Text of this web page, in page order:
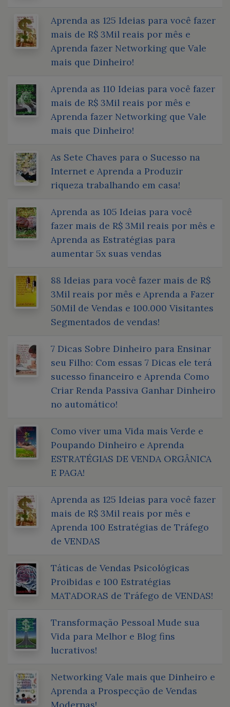
Aprenda as 125 Ideias para você fazer
mais de R$ 3Mil reais por mês e
Aprenda fazer Networking que Vale
mais que Dinheiro!
Aprenda as 110 Ideias para você fazer
mais de R$ 3Mil reais por mês e
Aprenda fazer Networking que Vale
mais que Dinheiro!
As Sete Chaves para o Sucesso na
Internet e Aprenda a Produzir
riqueza trabalhando em casa!
Aprenda as 105 Ideias para você
fazer mais de R$ 3Mil reais por mês e
Aprenda as Estratégias para
aumentar 5x suas vendas
88 Ideias para você fazer mais de R$
3Mil reais por mês e Aprenda a Fazer
50Mil de Vendas e 100.000 Visitantes
Segmentados de vendas!
7 Dicas Sobre Dinheiro para Ensinar
seu Filho: Com essas 7 Dicas ele terá
sucesso financeiro e Aprenda Como
Criar Renda Passiva Ganhar Dinheiro
no automático!
Como viver uma Vida mais Verde e
Poupando Dinheiro e Aprenda
ESTRATÉGIAS DE VENDA ORGÂNICA
E PAGA!
Aprenda as 125 Ideias para você fazer
mais de R$ 3Mil reais por mês e
Aprenda 100 Estratégias de Tráfego
de VENDAS
Táticas de Vendas Psicológicas
Proibidas e 100 Estratégias
MATADORAS de Tráfego de VENDAS!
Transformação Pessoal Mude sua
Vida para Melhor e Blog fins
lucrativos!
Networking Vale mais que Dinheiro e
Aprenda a Prospecção de Vendas
Modernas!